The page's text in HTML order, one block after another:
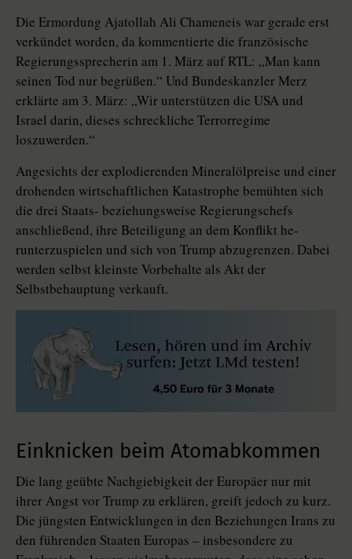
Die Ermordung Ajatollah Ali Chameneis war gerade erst
verkündet worden, da kommentierte die französische
Regierungssprecherin am 1. März auf RTL: „Man kann
seinen Tod nur begrüßen.“ Und Bundeskanzler Merz
erklärte am 3. März: „Wir unterstützen die USA und
Israel darin, dieses schreckliche Terrorregime
loszuwerden.“
Angesichts der explodierenden Mineralölpreise und einer
drohenden wirtschaftlichen Katastrophe bemühten sich
die drei Staats- beziehungsweise Regierungschefs
anschließend, ihre Beteiligung an dem Konflikt he­
runterzuspielen und sich von Trump abzugrenzen. Dabei
werden selbst kleinste Vorbehalte als Akt der
Selbstbehauptung verkauft.
Einknicken beim Atomabkommen
Die lang geübte Nachgiebigkeit der Europäer nur mit
ihrer Angst vor Trump zu erklären, greift jedoch zu kurz.
Die jüngsten Entwicklungen in den Beziehungen Irans zu
den führenden Staaten Europas – insbesondere zu